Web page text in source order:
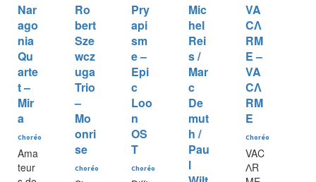
Nar
ago
nia
Qu
arte
t –
Mir
a
Choréo
Ama
teur
Ro
bert
Sze
wcz
uga
Trio
–
Mo
onri
se
Choréo
Pry
api
sm
e –
Epi
c
Loo
n
OS
T
Choréo
Mic
hel
Rei
s /
Mar
c
De
mut
h /
Pau
l
VA
CɅ
RM
E –
VA
CɅ
RM
E
Choréo
VAC
ɅR